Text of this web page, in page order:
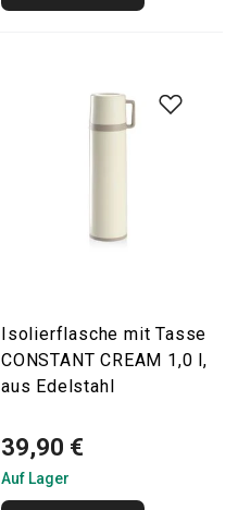
Isolierflasche mit Tasse
CONSTANT CREAM 1,0 l,
aus Edelstahl
39,90 €
Auf Lager